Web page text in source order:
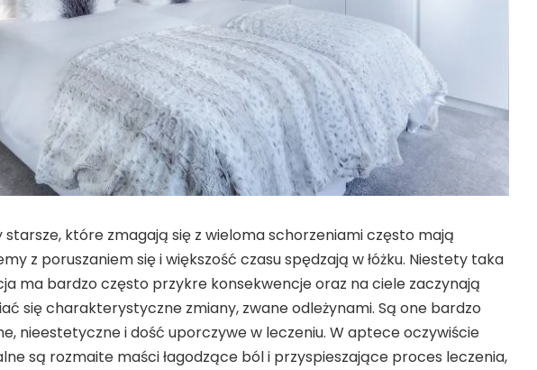
starsze, które zmagają się z wieloma schorzeniami często mają
z poruszaniem się i większość czasu spędzają w łóżku. Niestety taka
ma bardzo często przykre konsekwencje oraz na ciele zaczynają
się charakterystyczne zmiany, zwane odleżynami. Są one bardzo
nieestetyczne i dość uporczywe w leczeniu. W aptece oczywiście
są rozmaite maści łagodzące ból i przyspieszające proces leczenia,